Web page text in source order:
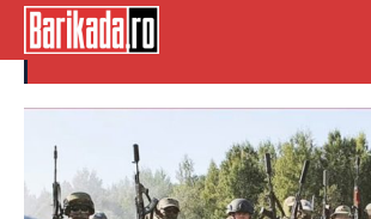
impuscare